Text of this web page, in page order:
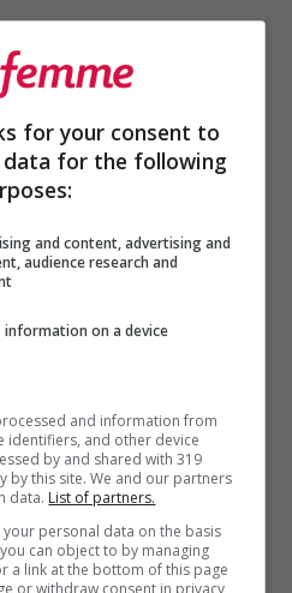
nasce sempre un altro
)
si avvicinano
un bacio.
sul sorriso da
ombra di dubbio il
a loro. Lasciati
for your consent to
data for the following
and content, advertising and
audience research and
information on a device
and information from
identifiers, and other device
by and shared with 319
by this site. We and our partners
data. List of partners.
personal data on the basis
can object to by managing
a link at the bottom of this page
or withdraw consent in privacy